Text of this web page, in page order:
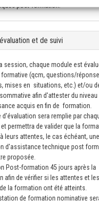
post-formation.
et de suivi
session, chaque module est
(qcm, questions/
mises en situations, etc.) et/ou
afin d'attester du niveau
acquis en fin de formation.
d'évaluation sera remplie par
permettra de valider que la
leurs attentes, le cas échéant, une
d'assistance technique post
proposée.
Post-formation 45 jours après la
afin de vérifier si les attentes et les
la formation ont été atteints.
de formation nominative